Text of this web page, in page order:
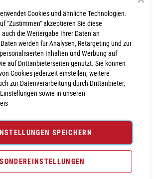
Cookies und ähnliche Technologien.
"Zustimmen" akzeptieren Sie diese
die Weitergabe Ihrer Daten an
werden für Analysen, Retargeting und zur
Inhalten und Werbung auf
auf Drittanbieterseiten genutzt. Sie können
Cookies jederzeit einstellen, weitere
zur Datenverarbeitung durch Drittanbieter,
sowie in unseren
SPEICHERN
SONDEREINSTELLUNGEN
XL
IN DEN WARENKORB
PROBEFAHRT VEREINBAREN
|ansehen